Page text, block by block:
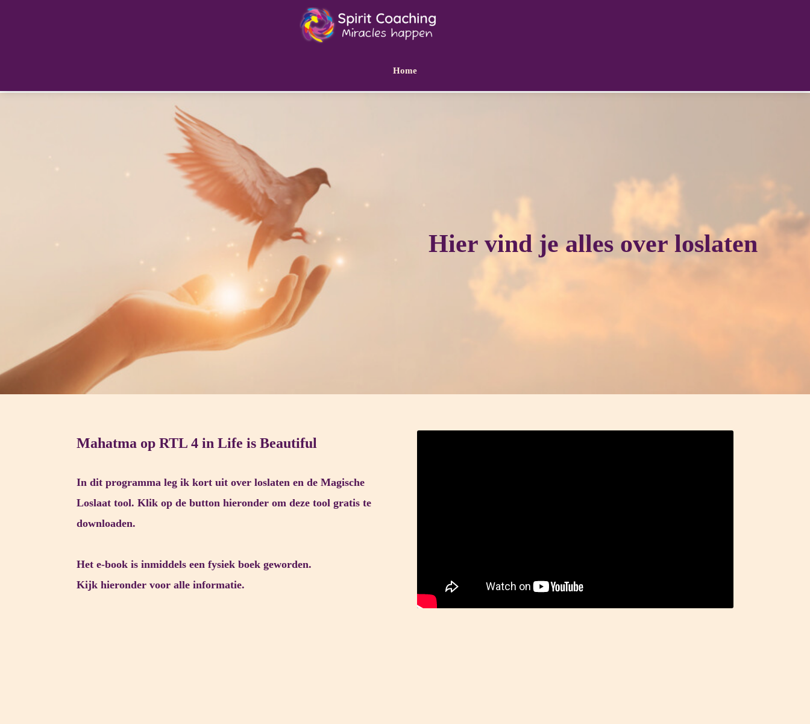
Home
Hier vind je alles over loslaten
Mahatma op RTL 4 in Life is Beautiful
In dit programma leg ik kort uit over loslaten en de Magische
Loslaat tool. Klik op de button hieronder om deze tool gratis te
downloaden.
Het e-book is inmiddels een fysiek boek geworden.
Kijk hieronder voor alle informatie.